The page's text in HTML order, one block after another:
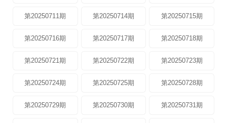
第20250711期 第20250714期 第20250715期
第20250716期 第20250717期 第20250718期
第20250721期 第20250722期 第20250723期
第20250724期 第20250725期 第20250728期
第20250729期 第20250730期 第20250731期